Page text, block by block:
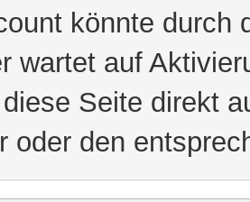
könnte durch
wartet auf
Seite direkt
oder den